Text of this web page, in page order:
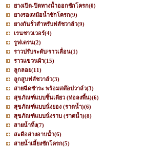
ยางเปิด-ปิดทางน้ำออกชักโครก(0)
ยางรองหม้อน้ำชักโครก(9)
ยางกันรั่วสำหรับฟลัชวาล์ว(9)
เรนชาวเวอร์(4)
รูฟเดรน(2)
ราวปรับระดับ/ราวเลื่อน(1)
ราวแขวนผ้า(15)
ลูกลอย(11)
ลูกสูบฟลัชวาล์ว(3)
สายฉีดชำระ พร้อมสต๊อปวาล์ว(3)
สุขภัณฑ์แบบชิ้นเดียว (ท่อลงพื้น)(6)
สุขภัณฑ์แบบนั่งยอง (ราดน้ำ)(6)
สุขภัณฑ์แบบนั่งราบ (ราดน้ำ)(8)
สายน้ำทิ้ง(7)
สะดืออ่างอาบน้ำ(6)
สายน้ำเลี้ยงชักโครก(5)